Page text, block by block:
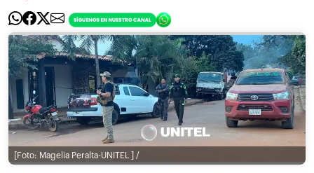
[Foto: Magelia Peralta-UNITEL ] /